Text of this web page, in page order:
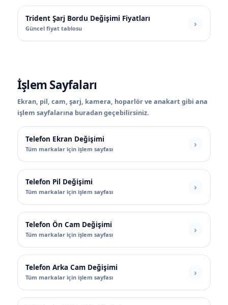
Trident Şarj Bordu Değişimi Fiyatları
Güncel fiyat tablosu
İşlem Sayfaları
Ekran, pil, cam, şarj, kamera, hoparlör ve anakart gibi ana
işlem sayfalarına buradan geçebilirsiniz.
Telefon Ekran Değişimi
Tüm markalar için işlem sayfası
Telefon Pil Değişimi
Tüm markalar için işlem sayfası
Telefon Ön Cam Değişimi
Tüm markalar için işlem sayfası
Telefon Arka Cam Değişimi
Tüm markalar için işlem sayfası